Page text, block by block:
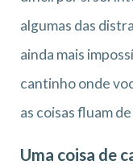
algumas das
ainda mais
cantinho onde
as coisas fluam
Uma coisa de